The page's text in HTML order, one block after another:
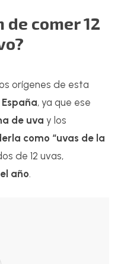
de comer 12
orígenes de esta
España, ya que ese
de uva y los
como “uvas de la
de 12 uvas,
año